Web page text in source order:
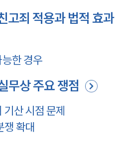
고죄 적용과 법적 효과
한 경우
무상 주요 쟁점
산 시점 문제
쟁 확대